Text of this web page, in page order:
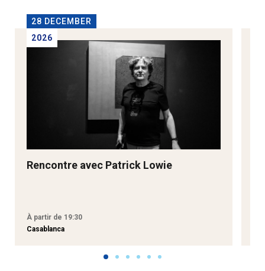
28 DECEMBER
2026
Rencontre avec Patrick Lowie
À partir de 19:30
Casablanca